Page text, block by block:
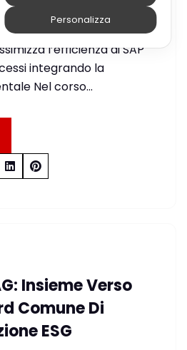
di SAP B1: ottimizza i
la gestione
l’efficienza di SAP
integrando la
Nel corso…
Insieme Verso
Comune Di
ESG
Personalizza